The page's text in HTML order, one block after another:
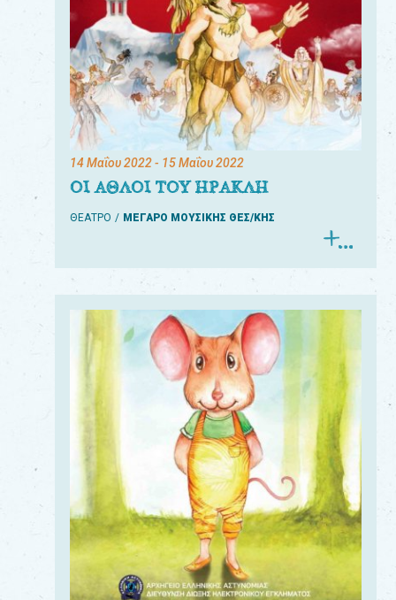
14 Μαΐου 2022- 15 Μαΐου 2022
ΟΙ ΑΘΛΟΙ ΤΟΥ ΗΡΑΚΛΗ
ΘΕΑΤΡΟ ΜΕΓΑΡΟ ΜΟΥΣΙΚΗΣ ΘΕΣ/ΚΗΣ